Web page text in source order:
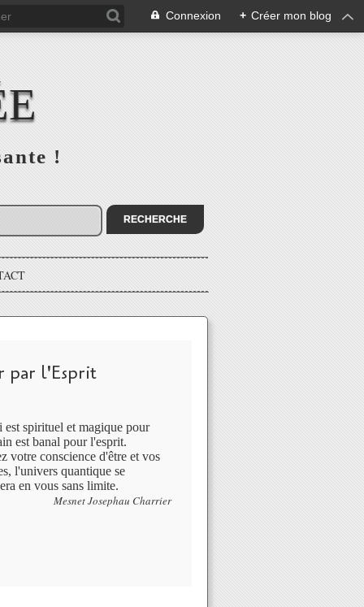
Connexion + Créer mon blog
!
par l'Esprit
est spirituel et magique pour
est banal pour l'esprit.
votre conscience d'être et vos
l'univers quantique se
en vous sans limite.
Mesnet Josephau Charrier